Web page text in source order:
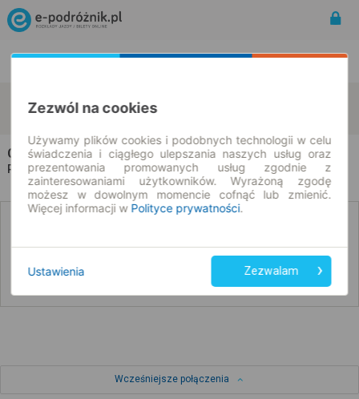
Gliwice
Coburg
07.08.2026 | -- : --
Champion Travelna trasie Gliwice → Coburg
Rozkład jazdy i bilety |Wszyscy przewoźnicy
Poniżej przedstawiamy dostępne połączenia z innych dat
Wcześniejsze połączenia
Zezwól na cookies
Używamy plików cookies i podobnych technologii w celu
świadczenia i ciągłego ulepszania naszych usług oraz
prezentowania promowanych usług zgodnie z
zainteresowaniami użytkowników. Wyrażoną zgodę
możesz w dowolnym momencie cofnąć lub zmienić.
Więcej informacji w Polityce prywatności.
Ustawienia Zezwalam